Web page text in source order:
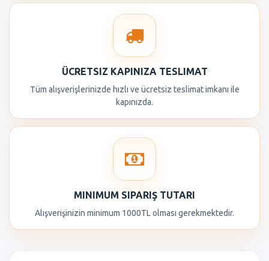
ÜCRETSIZ KAPINIZA TESLIMAT
Tüm alışverişlerinizde hızlı ve ücretsiz teslimat imkanı ile
kapınızda.
MINIMUM SIPARIŞ TUTARI
Alışverişinizin minimum 1000TL olması gerekmektedir.